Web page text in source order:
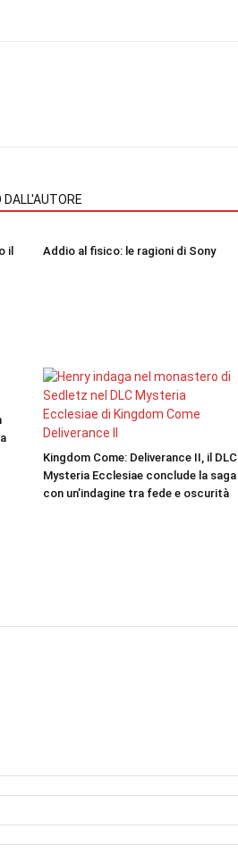
DALL'AUTORE
il
Addio al fisico: le ragioni di Sony
Kingdom Come: Deliverance II, il DLC
Mysteria Ecclesiae conclude la saga
con un’indagine tra fede e oscurità